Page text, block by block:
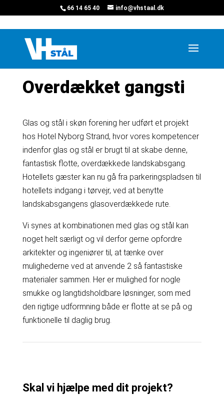
66 14 65 40 info@vhstaal.dk
Hjem» Projekter»Overdækket gangsti
Overdækket gangsti
Glas og stål i skøn forening her udført et projekt
hos Hotel Nyborg Strand, hvor vores kompetencer
indenfor glas og stål er brugt til at skabe denne,
fantastisk flotte, overdækkede landskabsgang.
Hotellets gæster kan nu gå fra parkeringspladsen til
hotellets indgang i tørvejr, ved at benytte
landskabsgangens glasoverdækkede rute.
Vi synes at kombinationen med glas og stål kan
noget helt særligt og vil derfor gerne opfordre
arkitekter og ingeniører til, at tænke over
mulighederne ved at anvende 2 så fantastiske
materialer sammen. Her er mulighed for nogle
smukke og langtidsholdbare løsninger, som med
den rigtige udformning både er flotte at se på og
funktionelle til daglig brug.
Skal vi hjælpe med dit projekt?